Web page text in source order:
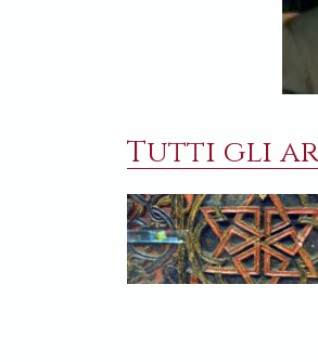
Tutti gli